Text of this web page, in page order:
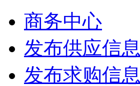
商务中心
发布供应信息
发布求购信息